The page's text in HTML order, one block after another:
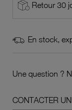
Retour 30
En stock,
Une question ?
CONTACTER